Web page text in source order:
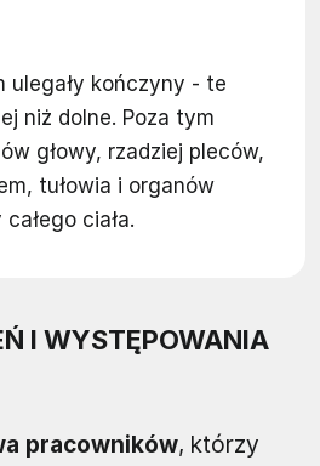
ulegały kończyny - te
niż dolne. Poza tym
głowy, rzadziej pleców,
tułowia i organów
ciała.
I WYSTĘPOWANIA
pracowników, którzy